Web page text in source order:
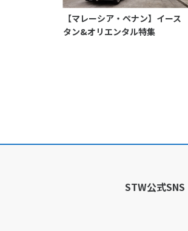
【マレーシア・ペナン】イース
タン&オリエンタル特集
STW公式SNS